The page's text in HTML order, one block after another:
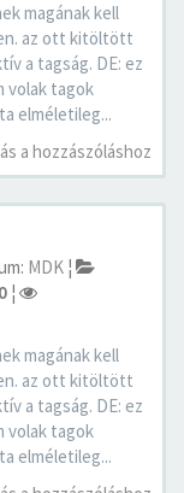
magának kell
az ott kitöltött
a tagság. DE: ez
volak tagok
elméletileg...
a hozzászóláshoz
MDK ¦
¦
magának kell
az ott kitöltött
a tagság. DE: ez
volak tagok
elméletileg...